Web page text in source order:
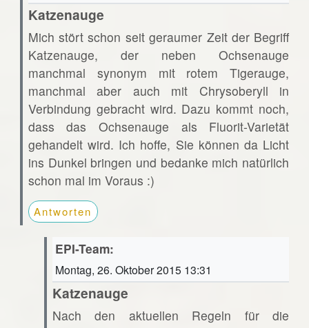
Katzenauge
Mich stört schon seit geraumer Zeit der Begriff
Katzenauge, der neben Ochsenauge
manchmal synonym mit rotem Tigerauge,
manchmal aber auch mit Chrysoberyll in
Verbindung gebracht wird. Dazu kommt noch,
dass das Ochsenauge als Fluorit-Varietät
gehandelt wird. Ich hoffe, Sie können da Licht
ins Dunkel bringen und bedanke mich natürlich
schon mal im Voraus :)
Antworten
EPI-Team:
Montag, 26. Oktober 2015 13:31
Katzenauge
Nach den aktuellen Regeln für die